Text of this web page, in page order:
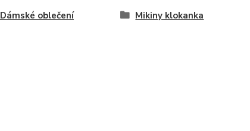
Dámské oblečení Mikiny klokanka